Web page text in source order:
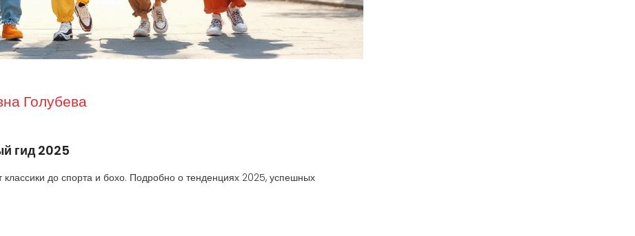
Голубева
гид 2025
до спорта и бохо. Подробно о тенденциях 2025, успешных